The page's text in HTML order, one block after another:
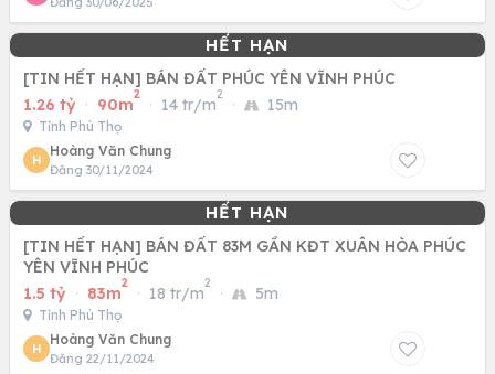
[TIN HẾT HẠN] BÁN ĐẤT PHÚC YÊN VĨNH PHÚC
1.26 tỷ · 90m
2
· 14 tr/m
2
· 15m
Tỉnh Phú Thọ
H
Hoàng Văn Chung
Đăng 30/11/2024
[TIN HẾT HẠN] BÁN ĐẤT 83M GẦN KĐT XUÂN HÒA PHÚC
YÊN VĨNH PHÚC
1.5 tỷ · 83m
2
· 18 tr/m
2
· 5m
Tỉnh Phú Thọ
H
Hoàng Văn Chung
Đăng 22/11/2024